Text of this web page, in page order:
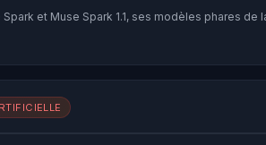
Spark et Muse Spark 1.1, ses modèles phares